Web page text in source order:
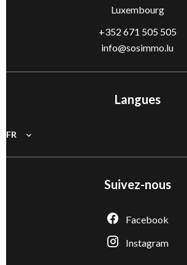
Luxembourg
+352 671 505 505
info@sosimmo.lu
Langues
FR
Suivez-nous
Facebook
Instagram